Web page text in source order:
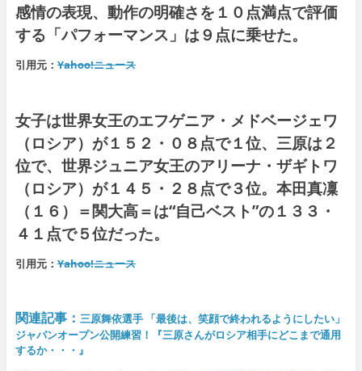
感情の表現、動作の明確さを１０点満点で評価
する「パフォーマンス」は９点に乗せた。
引用元： Yahoo!ニュース
女子は世界女王のエフゲニア・メドベージェワ
（ロシア）が１５２・０８点で１位、三原は２
位で、世界ジュニア女王のアリーナ・ザギトワ
（ロシア）が１４５・２８点で３位。本田真凜
（１６）＝関大高＝は“自己ベスト”の１３３・
４１点で５位だった。
引用元： Yahoo!ニュース
関連記事： 三原舞依選手 「最後は、笑顔で終われるようにしたい」
ジャパンオープン公開練習！『三原さんがロシア相手にどこまで通用
するか・・・』